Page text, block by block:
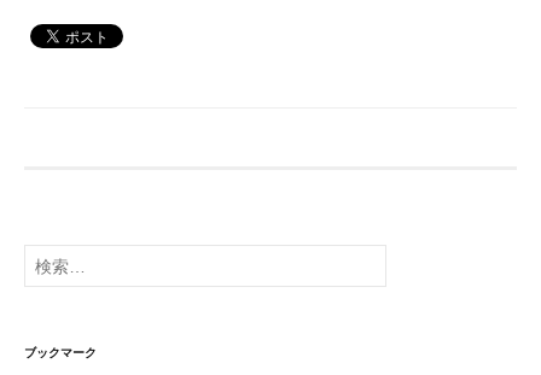
検
索:
ブックマーク